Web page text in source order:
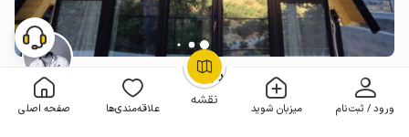
نقشه ورود / ثبت‌نام میزبان شوید علاقه‌مندی‌ها صفحه اصلی
OpenStreetMap
کلبه سوئیسی نزدیک آبشار بیشه خرم آباد
بدون خواب . 45 متر . تا 6 مهمان 4.2 (3 نظر)
هر شب از
5٬000٬000 تومان